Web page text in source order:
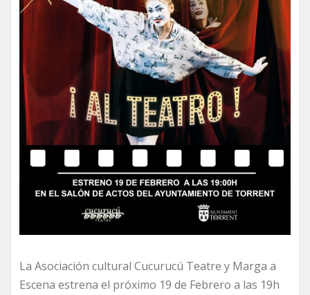
La Asociación cultural Cucurucú Teatre y Marga a
Escena estrena el próximo 19 de Febrero a las 19h